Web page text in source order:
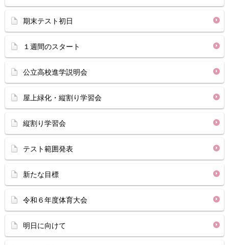
期末テスト初日
１週間のスタート
公立高校進学説明会
屋上緑化・縦割り学習会
縦割り学習会
テスト範囲発表
新たな目標
令和６年度体育大会
明日に向けて